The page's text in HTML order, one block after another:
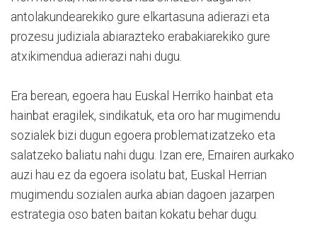
antolakundearekiko gure elkartasuna adierazi eta
prozesu judiziala abiarazteko erabakiarekiko gure
atxikimendua adierazi nahi dugu.
Era berean, egoera hau Euskal Herriko hainbat eta
hainbat eragilek, sindikatuk, eta oro har mugimendu
sozialek bizi dugun egoera problematizatzeko eta
salatzeko baliatu nahi dugu. Izan ere, Ernairen aurkako
auzi hau ez da egoera isolatu bat, Euskal Herrian
mugimendu sozialen aurka abian dagoen jazarpen
estrategia oso baten baitan kokatu behar dugu.